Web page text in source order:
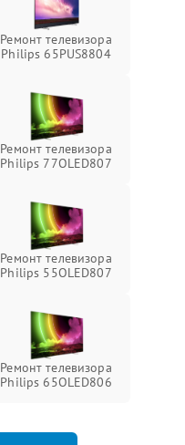
Ремонт телевизора
Philips 65PUS8804
Ремонт телевизора
Philips 77OLED807
Ремонт телевизора
Philips 55OLED807
Ремонт телевизора
Philips 65OLED806